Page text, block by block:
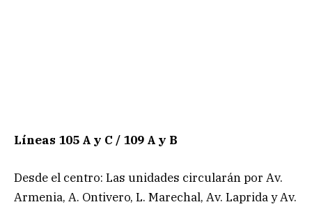
Líneas 105 A y C / 109 A y B
Desde el centro: Las unidades circularán por Av.
Armenia, A. Ontivero, L. Marechal, Av. Laprida y Av.